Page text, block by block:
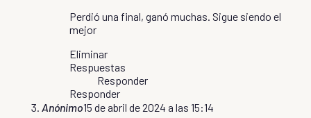
Perdió una final, ganó muchas. Sigue siendo el
mejor
Eliminar
Respuestas
Responder
Responder
Anónimo15 de abril de 2024 a las 15:14